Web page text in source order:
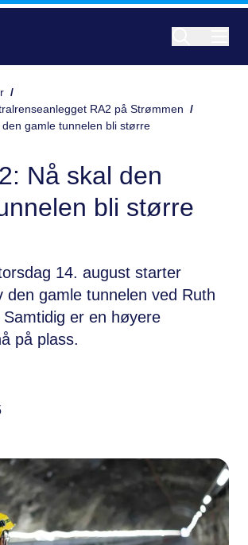
/
RA2 på Strømmen /
den gamle tunnelen bli større
Nå skal den
bli større
14. august starter
den gamle tunnelen ved Ruth
er en høyere
på plass.